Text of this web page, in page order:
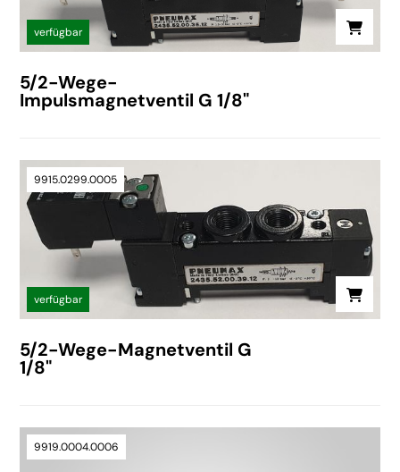
verfügbar
5/2-Wege-
Impulsmagnetventil G 1/8"
9915.0299.0005
verfügbar
5/2-Wege-Magnetventil G
1/8"
9919.0004.0006